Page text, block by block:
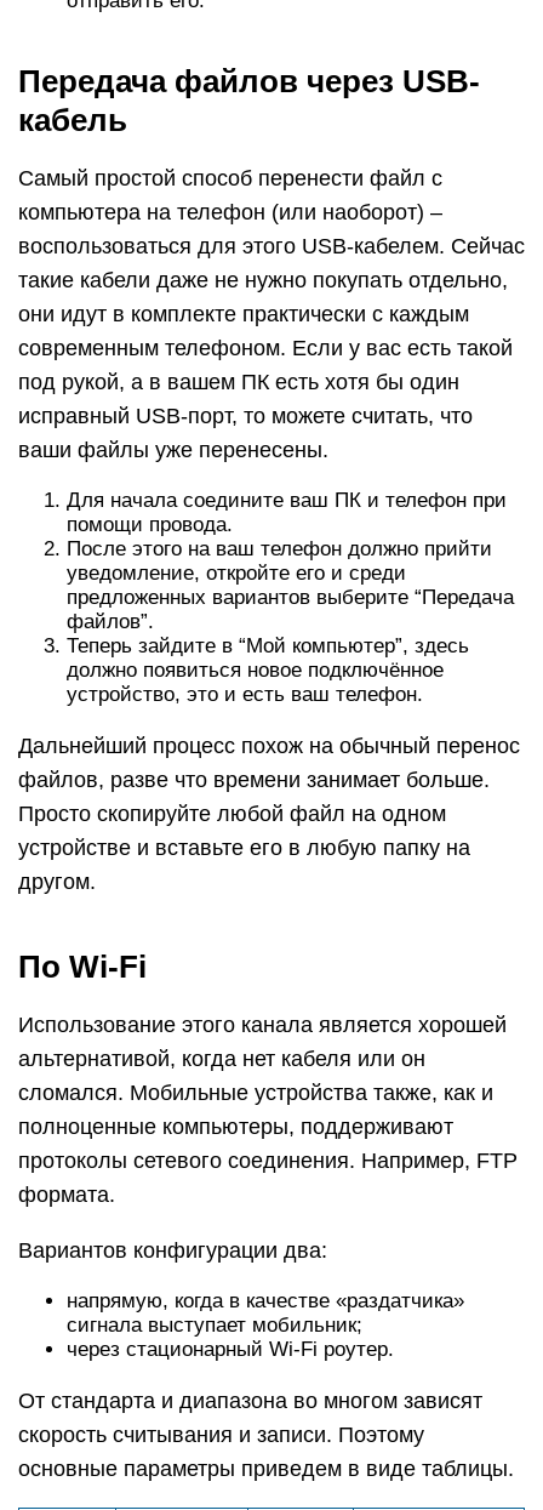
Передача файлов через USB-
кабель
Самый простой способ перенести файл с
компьютера на телефон (или наоборот) –
воспользоваться для этого USB-кабелем. Сейчас
такие кабели даже не нужно покупать отдельно,
они идут в комплекте практически с каждым
современным телефоном. Если у вас есть такой
под рукой, а в вашем ПК есть хотя бы один
исправный USB-порт, то можете считать, что
ваши файлы уже перенесены.
Для начала соедините ваш ПК и телефон при
помощи провода.
После этого на ваш телефон должно прийти
уведомление, откройте его и среди
предложенных вариантов выберите “Передача
файлов”.
Теперь зайдите в “Мой компьютер”, здесь
должно появиться новое подключённое
устройство, это и есть ваш телефон.
Дальнейший процесс похож на обычный перенос
файлов, разве что времени занимает больше.
Просто скопируйте любой файл на одном
устройстве и вставьте его в любую папку на
другом.
По Wi-Fi
Использование этого канала является хорошей
альтернативой, когда нет кабеля или он
сломался. Мобильные устройства также, как и
полноценные компьютеры, поддерживают
протоколы сетевого соединения. Например, FTP
формата.
Вариантов конфигурации два:
напрямую, когда в качестве «раздатчика»
сигнала выступает мобильник;
через стационарный Wi-Fi роутер.
От стандарта и диапазона во многом зависят
скорость считывания и записи. Поэтому
основные параметры приведем в виде таблицы.